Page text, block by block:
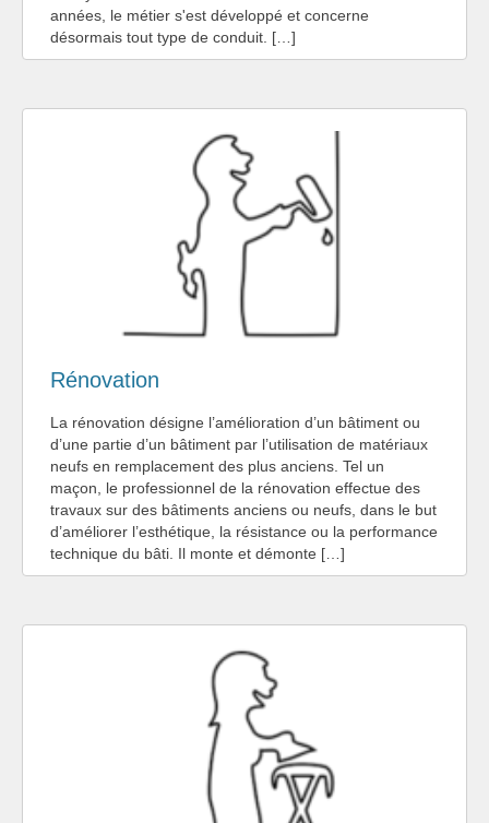
années, le métier s'est développé et concerne
désormais tout type de conduit. […]
Rénovation
La rénovation désigne l’amélioration d’un bâtiment ou
d’une partie d’un bâtiment par l’utilisation de matériaux
neufs en remplacement des plus anciens. Tel un
maçon, le professionnel de la rénovation effectue des
travaux sur des bâtiments anciens ou neufs, dans le but
d’améliorer l’esthétique, la résistance ou la performance
technique du bâti. Il monte et démonte […]